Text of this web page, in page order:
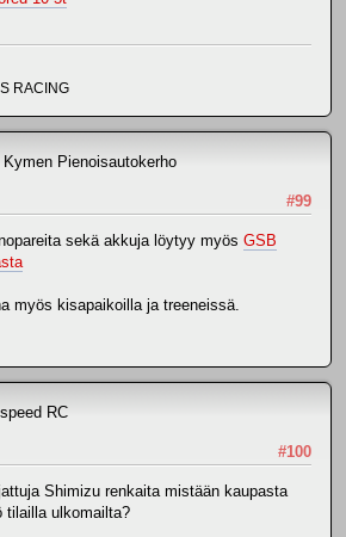
RACING
Kymen Pienoisautokerho
#99
sekä akkuja löytyy myös GSB
myös kisapaikoilla ja treeneissä.
RC
#100
Shimizu renkaita mistään kaupasta
tilailla ulkomailta?